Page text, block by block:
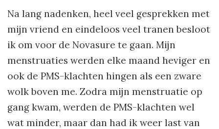
Na lang nadenken, heel veel gesprekken met
mijn vriend en eindeloos veel tranen besloot
ik om voor de Novasure te gaan. Mijn
menstruaties werden elke maand heviger en
ook de PMS-klachten hingen als een zware
wolk boven me. Zodra mijn menstruatie op
gang kwam, werden de PMS-klachten wel
wat minder, maar dan had ik weer last van